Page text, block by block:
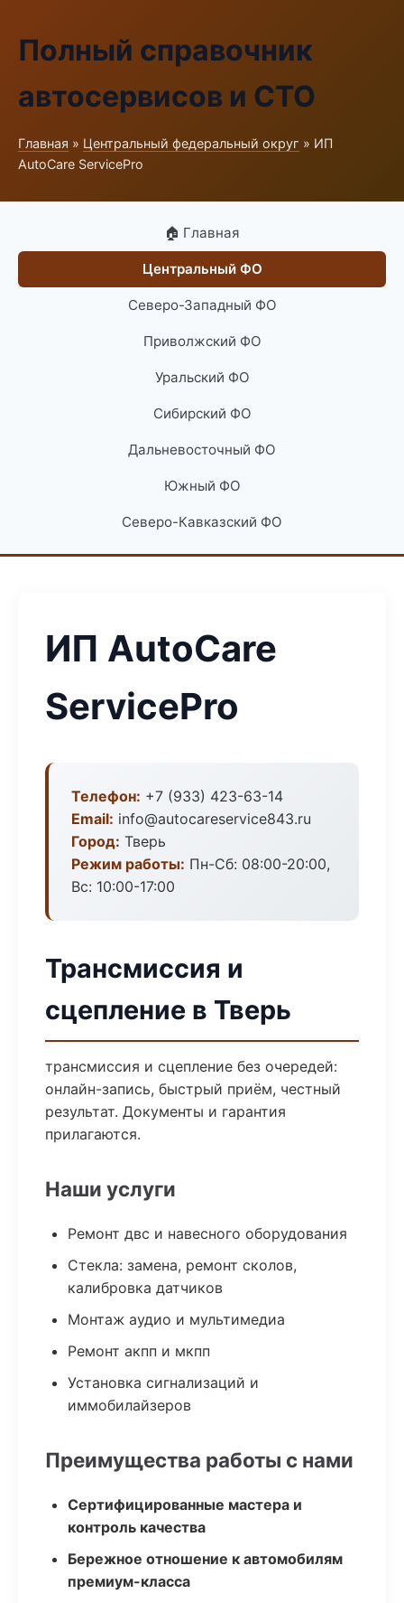
Полный справочник
автосервисов и СТО
Главная » Центральный федеральный округ » ИП
AutoCare ServicePro
🏠 Главная
Центральный ФО
Северо-Западный ФО
Приволжский ФО
Уральский ФО
Сибирский ФО
Дальневосточный ФО
Южный ФО
Северо-Кавказский ФО
ИП AutoCare
ServicePro
Телефон: +7 (933) 423-63-14
Email: info@autocareservice843.ru
Город: Тверь
Режим работы: Пн-Сб: 08:00-20:00,
Вс: 10:00-17:00
Трансмиссия и
сцепление в Тверь
трансмиссия и сцепление без очередей:
онлайн-запись, быстрый приём, честный
результат. Документы и гарантия
прилагаются.
Наши услуги
Ремонт двс и навесного оборудования
Стекла: замена, ремонт сколов,
калибровка датчиков
Монтаж аудио и мультимедиа
Ремонт акпп и мкпп
Установка сигнализаций и
иммобилайзеров
Преимущества работы с нами
Сертифицированные мастера и
контроль качества
Бережное отношение к автомобилям
премиум-класса